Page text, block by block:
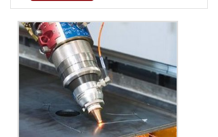
dúvidas.ZINCAGEM PREÇO JUSTO E
ACESSÍVELQuem procura por zincagem preço
acessível em uma empresa que preza pela
segurança, encontra na internet a SN indús...